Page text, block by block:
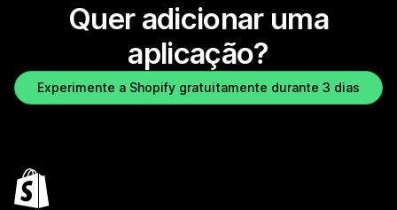
Quer adicionar uma
aplicação?
Experimente a Shopify gratuitamente durante 3 dias